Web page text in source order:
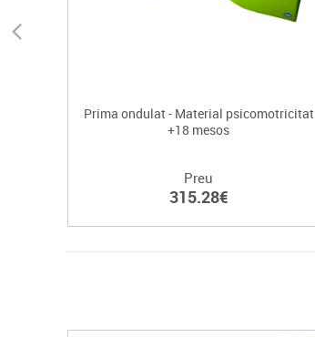
Prima ondulat - Material psicomotricitat
+18 mesos
Preu
315.28€